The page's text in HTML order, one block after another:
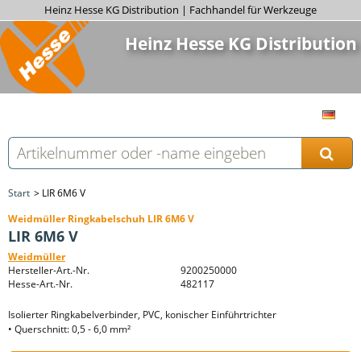
Heinz Hesse KG Distribution | Fachhandel für Werkzeuge
Heinz Hesse KG Distribution
Start
LIR 6M6 V
Weidmüller Ringkabelschuh LIR 6M6 V
LIR 6M6 V
Weidmüller
Hersteller-Art.-Nr.
9200250000
Hesse-Art.-Nr.
482117
Isolierter Ringkabelverbinder, PVC, konischer Einführtrichter
• Querschnitt: 0,5 - 6,0 mm²